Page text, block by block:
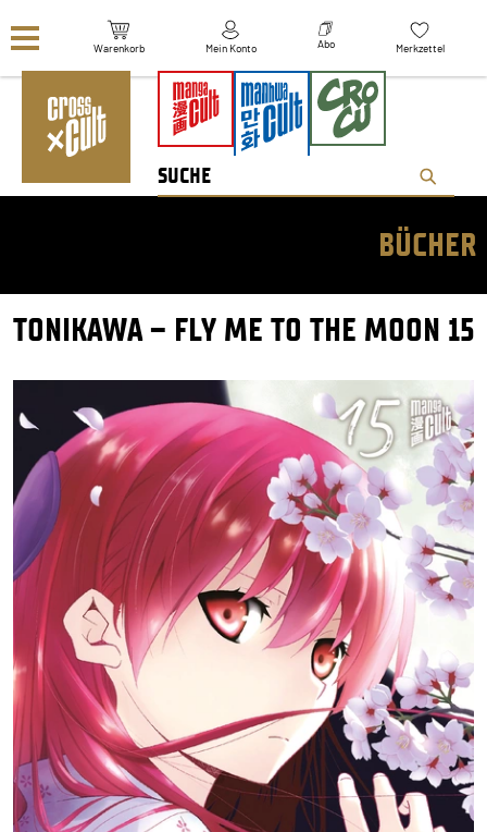
Warenkorb Mein Konto Abo Merkzettel
BÜCHER
TONIKAWA – FLY ME TO THE MOON 15